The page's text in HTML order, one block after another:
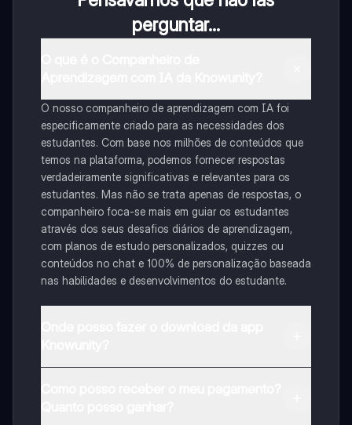
perguntar...
O nosso companheiro de aprendizagem com IA foi
especificamente criado para as necessidades dos
estudantes. Com base nos milhões de conteúdos que
temos na plataforma, podemos fornecer respostas
verdadeiramente significativas e relevantes para os
estudantes. Mas não se trata apenas de respostas, o
companheiro foca-se mais em guiar os estudantes
através dos seus desafios diários de aprendizagem,
com planos de estudo personalizados, quizzes ou
conteúdos no chat e 100% de personalização baseada
nas habilidades e desenvolvimentos do estudante.